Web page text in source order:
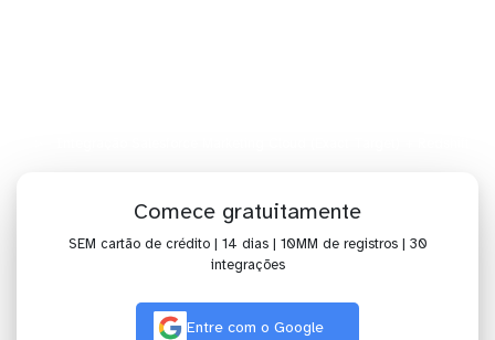
Comece gratuitamente
SEM cartão de crédito | 14 dias | 10MM de registros | 30
integrações
Entre com o Google